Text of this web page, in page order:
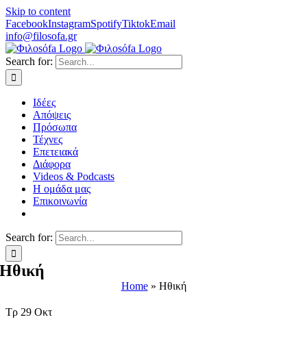
Skip to content
FacebookInstagramSpotifyTiktokEmail
info@filosofa.gr
Search for:
Ιδέες
Απόψεις
Πρόσωπα
Τέχνες
Επετειακά
Διάφορα
Videos & Podcasts
Η ομάδα μας
Επικοινωνία
Search for:
Ηθική
Home» Ηθική
Τρ 29 Οκτ